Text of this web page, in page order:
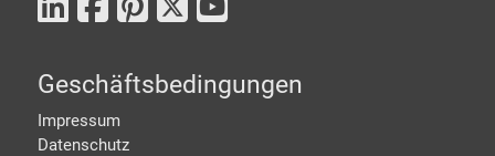
Geschäftsbedingungen
Impressum
Datenschutz